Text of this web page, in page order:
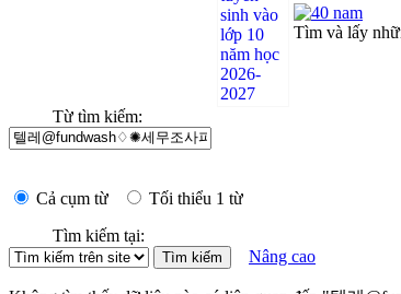
Tìm và lấy
Từ tìm kiếm:
Cả cụm từ
Tối thiểu 1 từ
Tìm kiếm tại:
Nâng cao